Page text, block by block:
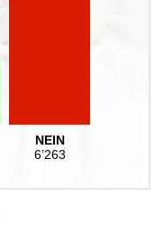
NEIN
6’263